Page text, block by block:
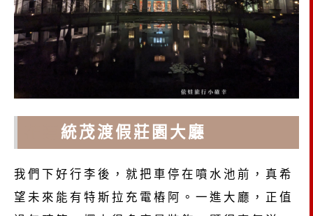
統茂渡假莊園大廳
我們下好行李後，就把車停在噴水池前，真希
望未來能有特斯拉充電樁阿。一進大廳，正值